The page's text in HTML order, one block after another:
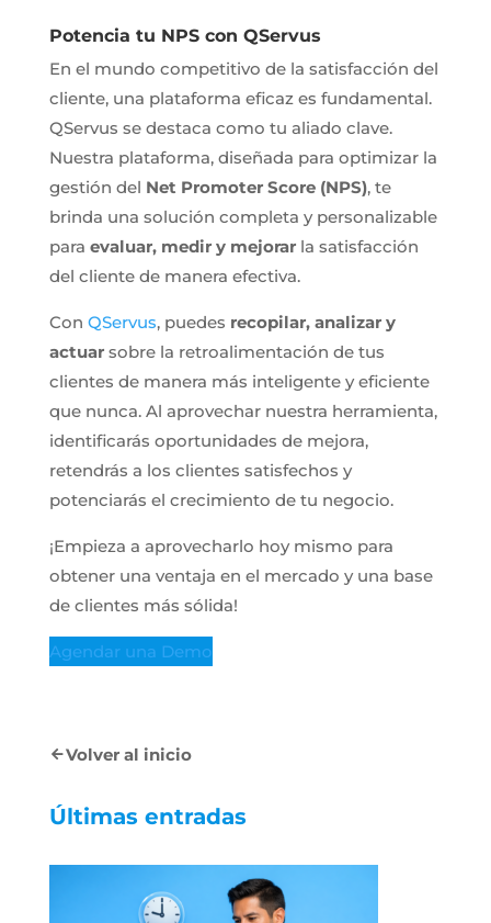
Potencia tu NPS con QServus
En el mundo competitivo de la satisfacción del
cliente, una plataforma eficaz es fundamental.
QServus se destaca como tu aliado clave.
Nuestra plataforma, diseñada para optimizar la
gestión del Net Promoter Score (NPS), te
brinda una solución completa y personalizable
para evaluar, medir y mejorarla satisfacción
del cliente de manera efectiva.
Con QServus, puedes recopilar, analizar y
actuarsobre la retroalimentación de tus
clientes de manera más inteligente y eficiente
que nunca. Al aprovechar nuestra herramienta,
identificarás oportunidades de mejora,
retendrás a los clientes satisfechos y
potenciarás el crecimiento de tu negocio.
¡Empieza a aprovecharlo hoy mismo para
obtener una ventaja en el mercado y una base
de clientes más sólida!
Agendar una Demo
Volver al inicio
Últimas entradas